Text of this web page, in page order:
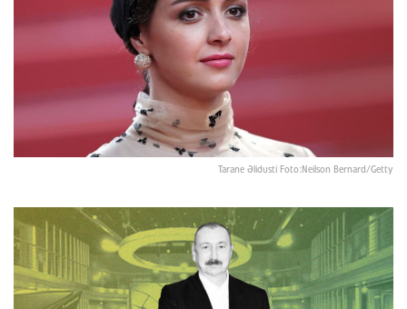
Tarane Əlidusti Foto:Neilson Bernard/Getty